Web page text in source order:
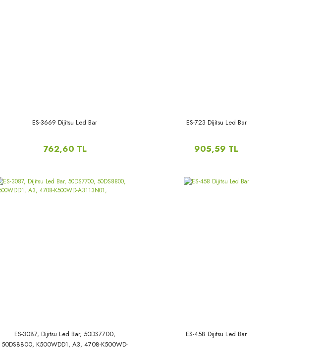
ES-3669 Dijitsu Led Bar
762,60 TL
ES-723 Dijitsu Led Bar
905,59 TL
ES-3087, Dijitsu Led Bar, 50DS7700,
50DS8800, K500WDD1, A3, 4708-K500WD-
ES-458 Dijitsu Led Bar